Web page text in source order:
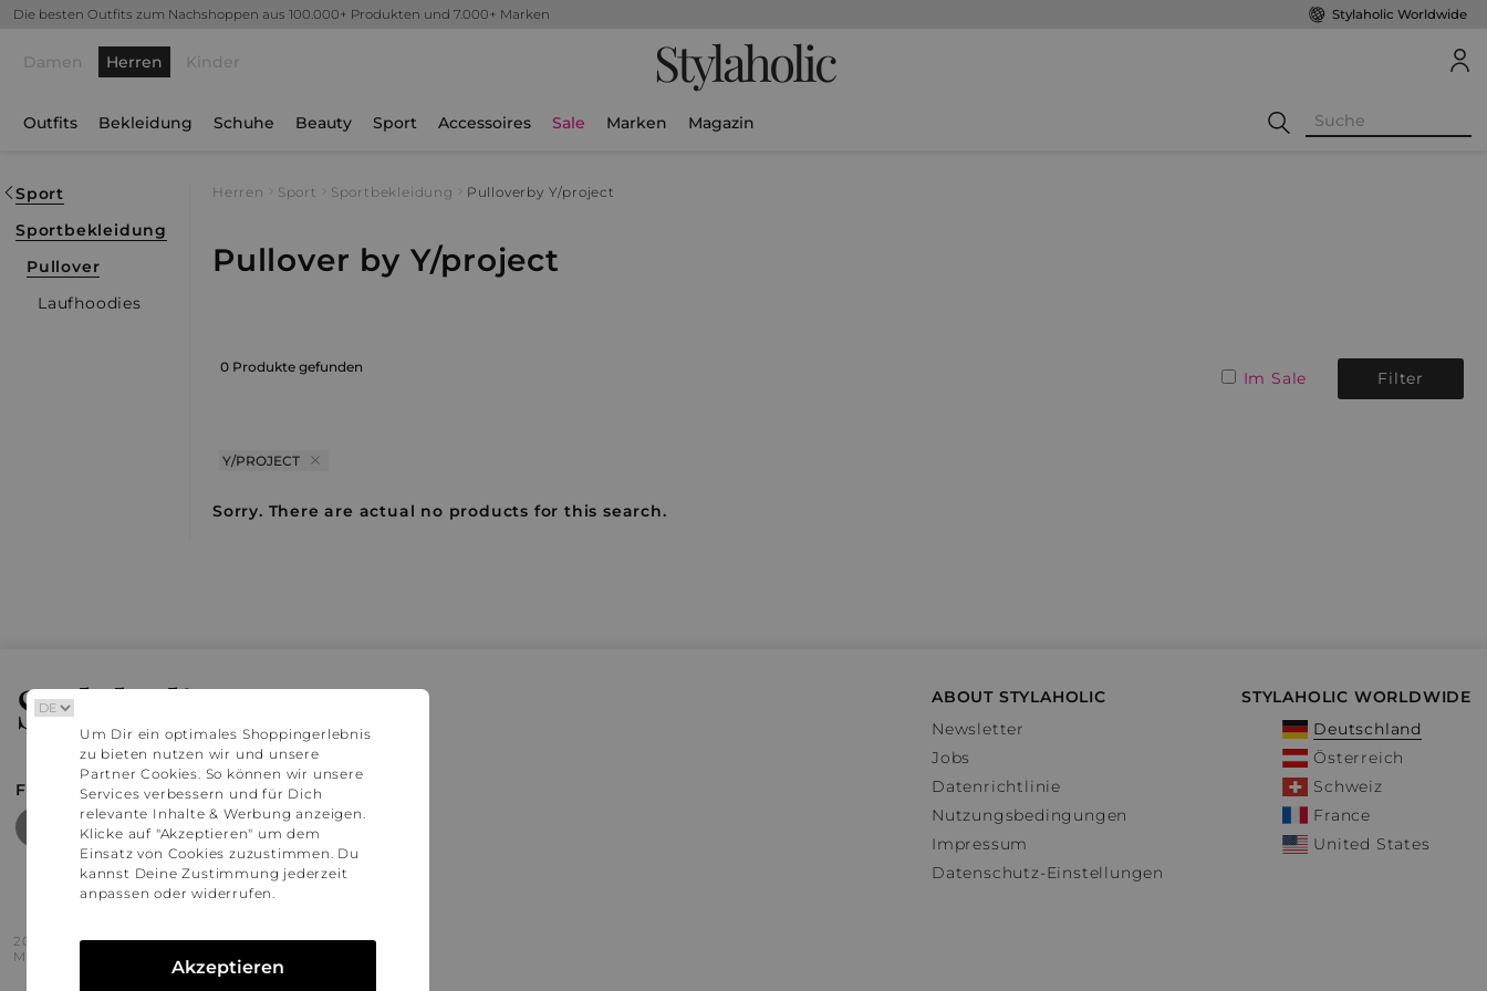
Die besten Outfits zum Nachshoppen aus 100.000+ Produkten und 7.000+ Marken Stylaholic Worldwide
Damen Herren Kinder Stylaholic
Outfits Bekleidung Schuhe Beauty Sport Accessoires Sale Marken Magazin
Sport
Sportbekleidung
Pullover
Laufhoodies
Herren Sport Sportbekleidung Pullover by Y/project
Pullover by Y/project
0 Produkte gefunden
Im Sale Filter
Y/PROJECT
Sorry. There are actual no products for this search.
Stylaholic
FIND MORE INSPIRATION
ABOUT STYLAHOLIC
Newsletter
Jobs
Datenrichtlinie
Nutzungsbedingungen
Impressum
Datenschutz-Einstellungen
STYLAHOLIC WORLDWIDE
Deutschland
Österreich
Schweiz
France
United States
2016 - 2026 © Stylaholic.
Made for you with love in munich.
Um Dir ein optimales Shoppingerlebnis
zu bieten nutzen wir und unsere
Partner Cookies. So können wir unsere
Services verbessern und für Dich
relevante Inhalte & Werbung anzeigen.
Klicke auf "Akzeptieren" um dem
Einsatz von Cookies zuzustimmen. Du
kannst Deine Zustimmung jederzeit
anpassen oder widerrufen.
Akzeptieren